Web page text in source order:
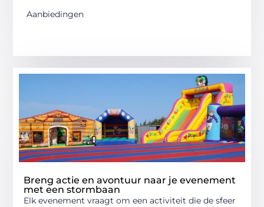
Aanbiedingen
Breng actie en avontuur naar je evenement
met een stormbaan
Elk evenement vraagt om een activiteit die de sfeer